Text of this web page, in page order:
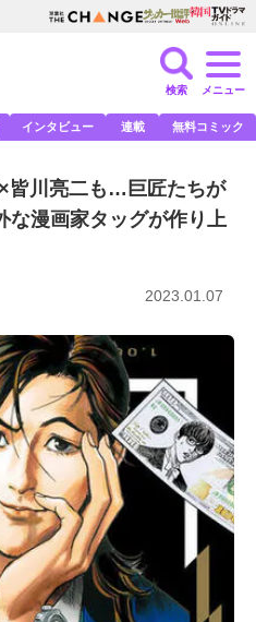
検索 メニュー
インタビュー 連載 無料コミック
皆川亮二も…巨匠たちが
な漫画家タッグが作り上
2023.01.07